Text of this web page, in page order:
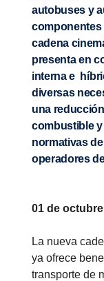
autobuses y
componentes
cadena
presenta en
interna e
diversas
una
combustible
normativas
operadores
01 de
La nueva
ya ofrece
transporte de